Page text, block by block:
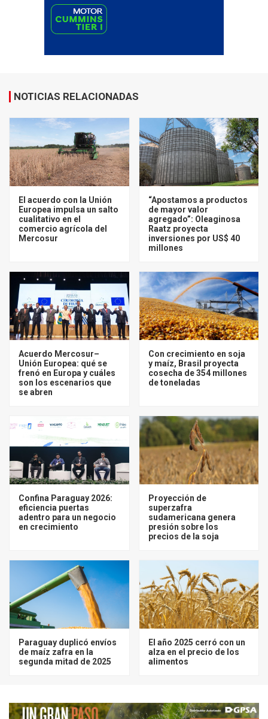
NOTICIAS RELACIONADAS
El acuerdo con la Unión
Europea impulsa un salto
cualitativo en el
comercio agrícola del
Mercosur
“Apostamos a productos
de mayor valor
agregado”: Oleaginosa
Raatz proyecta
inversiones por US$ 40
millones
Acuerdo Mercosur–
Unión Europea: qué se
frenó en Europa y cuáles
son los escenarios que
se abren
Con crecimiento en soja
y maíz, Brasil proyecta
cosecha de 354 millones
de toneladas
Confina Paraguay 2026:
eficiencia puertas
adentro para un negocio
en crecimiento
Proyección de
superzafra
sudamericana genera
presión sobre los
precios de la soja
Paraguay duplicó envíos
de maíz zafra en la
segunda mitad de 2025
El año 2025 cerró con un
alza en el precio de los
alimentos